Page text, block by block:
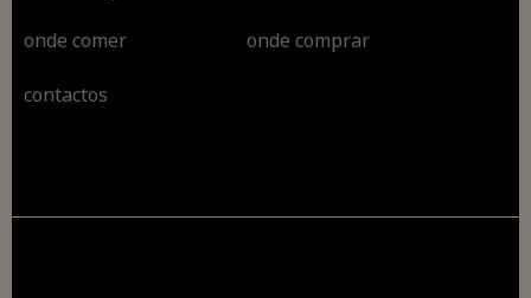
onde comer onde comprar
contactos